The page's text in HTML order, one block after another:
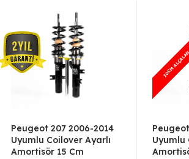
Peugeot 207 2006-2014
Uyumlu Coilover Ayarlı
Amortisör 15 Cm
10CM
10CM
Uyumlu